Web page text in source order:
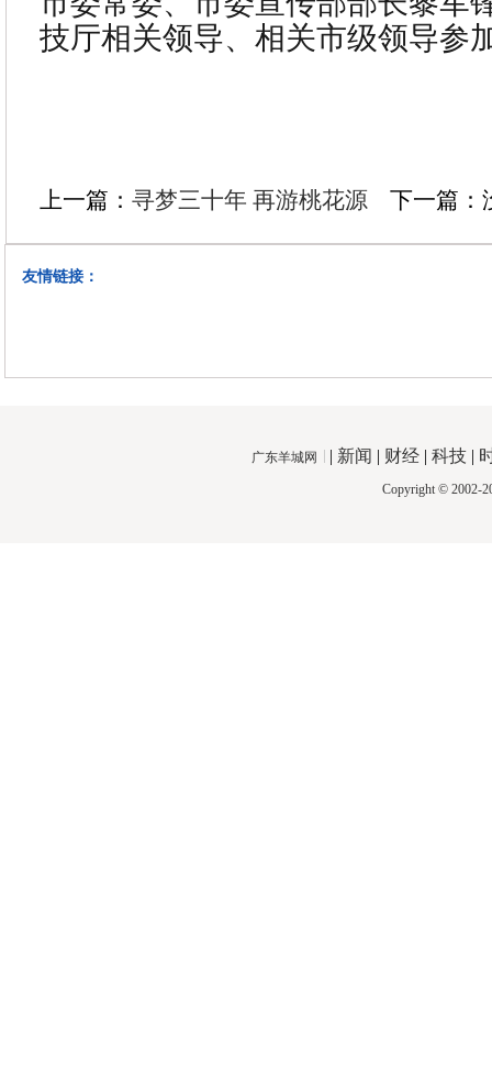
技厅相关领导、相关市级领导参
上一篇： 寻梦三十年 再游桃花源 下一篇：
友情链接：
广东羊城网 | 新闻 | 财经 | 科技 |
Copyright © 2002-